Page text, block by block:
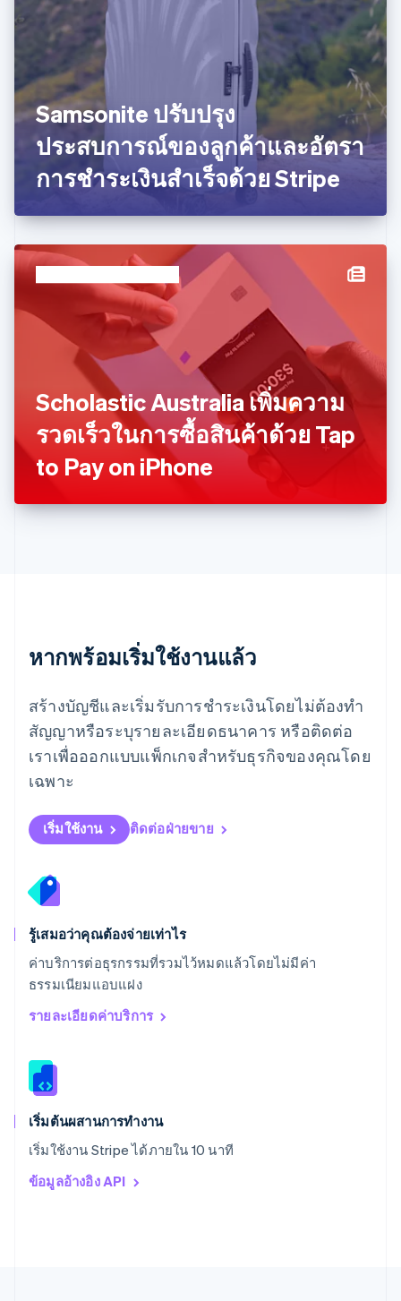
Samsonite ปรับปรุง
ประสบการณ์ของลูกค้าและอัตรา
การชำระเงินสำเร็จด้วย Stripe
Scholastic Australia เพิ่มความ
รวดเร็วในการซื้อสินค้าด้วย Tap
to Pay on iPhone
หากพร้อมเริ่มใช้งานแล้ว
สร้างบัญชีและเริ่มรับการชำระเงินโดยไม่ต้องทำ
สัญญาหรือระบุรายละเอียดธนาคาร หรือติดต่อ
เราเพื่อออกแบบแพ็กเกจสำหรับธุรกิจของคุณโดย
เฉพาะ
เริ่มใช้งาน ติดต่อฝ่ายขาย
รู้เสมอว่าคุณต้องจ่ายเท่าไร
ค่าบริการต่อธุรกรรมที่รวมไว้หมดแล้วโดยไม่มีค่า
ธรรมเนียมแอบแฝง
รายละเอียดค่าบริการ
เริ่มต้นผสานการทำงาน
เริ่มใช้งาน Stripe ได้ภายใน 10 นาที
ข้อมูลอ้างอิง API
นอร์เวย์
นิวซีแลนด์
English
เนเธอร์แลนด์
Nederlands
บราซิล
บัลแกเรีย
English
เบลเยียม
โปรตุเกส
PortuguêsEnglish
โปแลนด์
ฝรั่งเศส
FrançaisEnglish
ฟินแลนด์
English Svenska
มอลตา
English
มาเลเซีย
English简体中文
เม็กซิโก
Español
ยิบรอลตาร์
เยอรมนี
English
ลิกเตนสไตน์
ลิทัวเนีย
English
สเปน
EspañolEnglish
English
EnglishItaliano
สวิตเซอร์แลนด์
สวีเดน
Svenska
EnglishEspañol简体中文
สหรัฐอาหรับเอมิเรตส์
English
สหราชอาณาจักร
English
สิงคโปร์
ออสเตรเลีย
English
DeutschEnglish
อิตาลี
ItalianoEnglish